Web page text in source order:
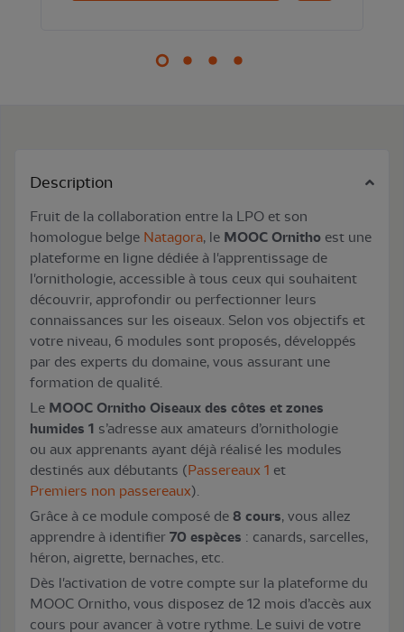
Description
Fruit de la collaboration entre la LPO et son
homologue belge Natagora, le MOOC Ornitho est une
plateforme en ligne dédiée à l'apprentissage de
l'ornithologie, accessible à tous ceux qui souhaitent
découvrir, approfondir ou perfectionner leurs
connaissances sur les oiseaux. Selon vos objectifs et
votre niveau, 6 modules sont proposés, développés
par des experts du domaine, vous assurant une
formation de qualité.
Le MOOC Ornitho Oiseaux des côtes et zones
humides 1 s’adresse aux amateurs d’ornithologie
ou aux apprenants ayant déjà réalisé les modules
destinés aux débutants (Passereaux 1 et
Premiers non passereaux).
Grâce à ce module composé de 8 cours, vous allez
apprendre à identifier 70 espèces : canards, sarcelles,
héron, aigrette, bernaches, etc.
Dès l'activation de votre compte sur la plateforme du
MOOC Ornitho, vous disposez de 12 mois d’accès aux
cours pour avancer à votre rythme. Le suivi de votre